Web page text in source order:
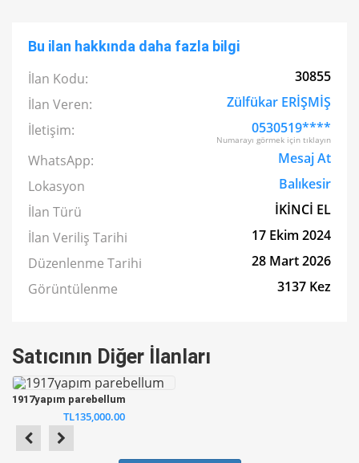
Bu ilan hakkında daha fazla bilgi
İlan Kodu:
30855
İlan Veren:
Zülfükar ERİŞMİŞ
İletişim:
0530519****
Numarayı görmek için tıklayın
WhatsApp:
Mesaj At
Lokasyon
Balıkesir
İlan Türü
İKİNCİ EL
İlan Veriliş Tarihi
17 Ekim 2024
Düzenlenme Tarihi
28 Mart 2026
Görüntülenme
3137 Kez
Satıcının Diğer İlanları
1917yapım parebellum
TL135,000.00